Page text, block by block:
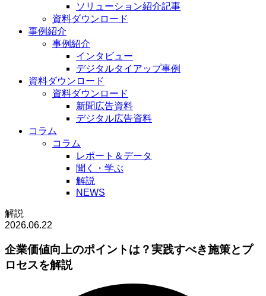
ソリューション紹介記事
資料ダウンロード
事例紹介
事例紹介
インタビュー
デジタルタイアップ事例
資料ダウンロード
資料ダウンロード
新聞広告資料
デジタル広告資料
コラム
コラム
レポート＆データ
聞く・学ぶ
解説
NEWS
解説
2026.06.22
企業価値向上のポイントは？実践すべき施策とプ
ロセスを解説